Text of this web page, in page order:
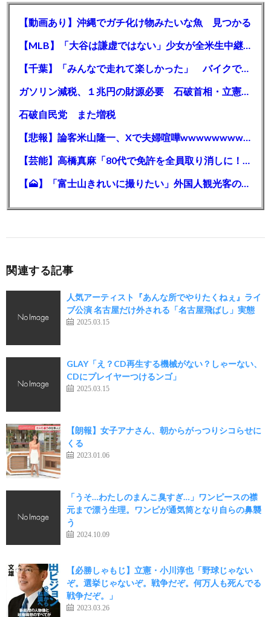
【動画あり】沖縄でガチ化け物みたいな魚 見つかる
【MLB】「大谷は謙虚ではない」少女が全米生中継で突然の大谷翔平批判 サイン無視された過去明かす
【千葉】「みんなで走れて楽しかった」 バイクでバースデー集団暴走 男女５７人を書類送検 SNSで参加者募る
ガソリン減税、１兆円の財源必要 石破首相・立憲野田氏「財源は死に物狂いで確保しなければならない」「本当に死に物狂いで」
石破自民党 また増税
【悲報】論客米山隆一、Xで夫婦喧嘩wwwwwwwwwwww
【芸能】高橋真麻「80代で免許を全員取り消しに！」 高齢ドライバーの事故問題で、高齢者の運転免許取り消し法を提案
【🗻】「富士山きれいに撮りたい」外国人観光客のレンタカー事故が急増…「ハンドルが逆で慣れず」、道の狭さも
関連する記事
人気アーティスト『あんな所でやりたくねぇ』ライ
ブ公演 名古屋だけ外される「名古屋飛ばし」実態
2025.03.15
GLAY「え？CD再生する機械がない？しゃーない、
CDにプレイヤーつけるンゴ」
2025.03.15
【朗報】女子アナさん、朝からがっつりシコらせに
くる
2023.01.06
「うそ…わたしのまんこ臭すぎ…」ワンピースの襟
元まで漂う生理。ワンピが通気筒となり自らの鼻襲
う
2024.10.09
【必勝しゃもじ】立憲・小川淳也「野球じゃない
ぞ。選挙じゃないぞ。戦争だぞ。何万人も死んでる
戦争だぞ。」
2023.03.26